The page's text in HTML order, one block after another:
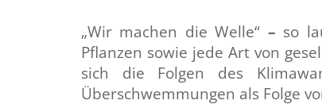
„Wir machen die Welle“ – so
Pflanzen sowie jede Art von
sich die Folgen des
Überschwemmungen als Folge